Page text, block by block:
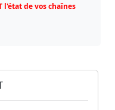
l'état de vos chaînes